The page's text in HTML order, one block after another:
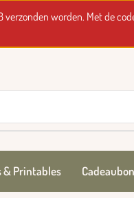
worden. Met de
& Printables Cadeaubon